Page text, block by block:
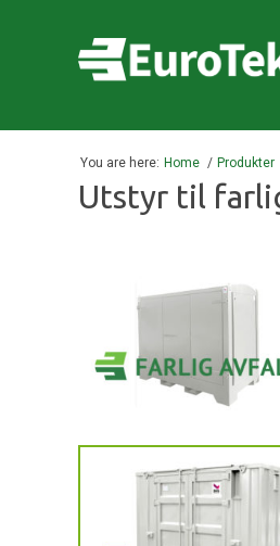
You are here: Home Produkter
Utstyr til